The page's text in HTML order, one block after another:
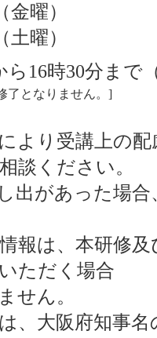
金曜）
土曜）
ら16時30分まで
了となりません。]
より受講上の
談ください。
出があった場合
報は、本研修及
ただく場合
せん。
、大阪府知事名